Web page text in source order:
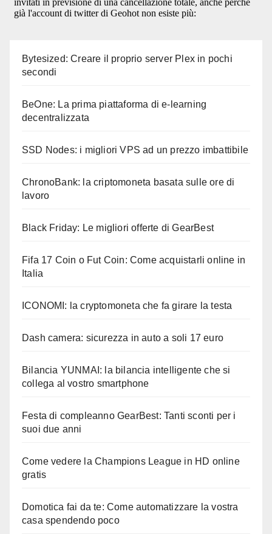
Bytesized: Creare il proprio server Plex in pochi
secondi
BeOne: La prima piattaforma di e-learning
decentralizzata
SSD Nodes: i migliori VPS ad un prezzo imbattibile
ChronoBank: la criptomoneta basata sulle ore di
lavoro
Black Friday: Le migliori offerte di GearBest
Fifa 17 Coin o Fut Coin: Come acquistarli online in
Italia
ICONOMI: la cryptomoneta che fa girare la testa
Dash camera: sicurezza in auto a soli 17 euro
Bilancia YUNMAI: la bilancia intelligente che si
collega al vostro smartphone
Festa di compleanno GearBest: Tanti sconti per i
suoi due anni
Come vedere la Champions League in HD online
gratis
Domotica fai da te: Come automatizzare la vostra
casa spendendo poco